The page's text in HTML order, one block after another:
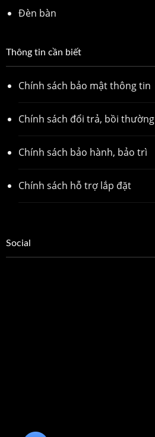
Đèn bàn
Thông tin cần biết
Chính sách bảo mật thông tin
Chính sách đổi trả, bồi thường
Chính sách bảo hành, bảo trì
Chính sách hỗ trợ lắp đặt
Social